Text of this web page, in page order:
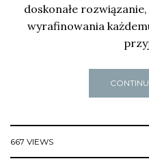
doskonałe
wyrafinowania
667 VIEWS